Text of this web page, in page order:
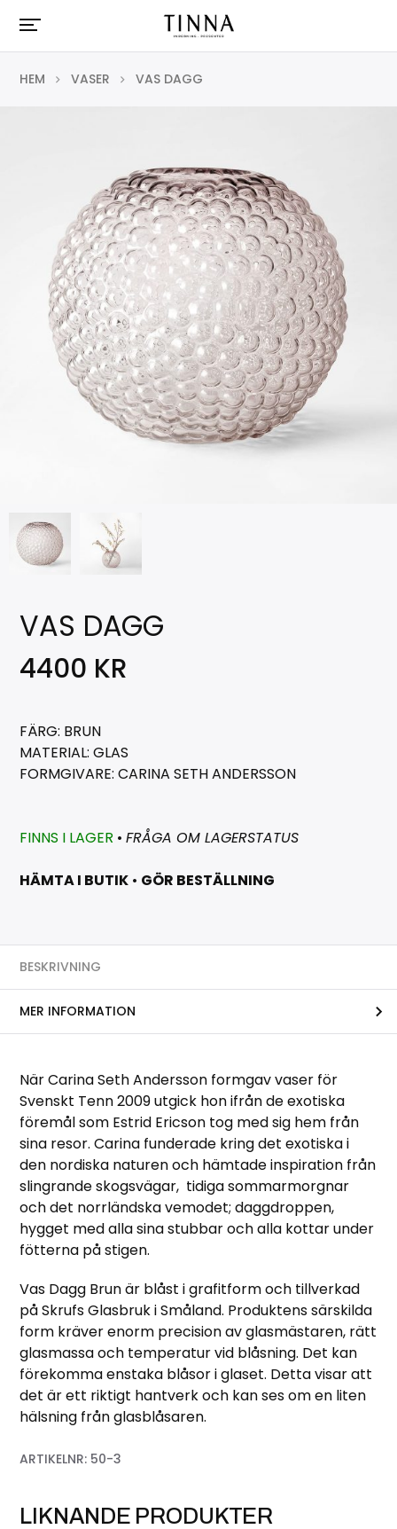
HEM VASER VAS DAGG
VAS DAGG
4400 KR
FÄRG: BRUN
MATERIAL: GLAS
FORMGIVARE: CARINA SETH ANDERSSON
FINNS I LAGER •FRÅGA OM LAGERSTATUS
HÄMTA I BUTIK • GÖR BESTÄLLNING
BESKRIVNING
MER INFORMATION
När Carina Seth Andersson formgav vaser för
Svenskt Tenn 2009 utgick hon ifrån de exotiska
föremål som Estrid Ericson tog med sig hem från
sina resor. Carina funderade kring det exotiska i
den nordiska naturen och hämtade inspiration från
slingrande skogsvägar, tidiga sommarmorgnar
och det norrländska vemodet; daggdroppen,
hygget med alla sina stubbar och alla kottar under
fötterna på stigen.
Vas Dagg Brun är blåst i grafitform och tillverkad
på Skrufs Glasbruk i Småland. Produktens särskilda
form kräver enorm precision av glasmästaren, rätt
glasmassa och temperatur vid blåsning. Det kan
förekomma enstaka blåsor i glaset. Detta visar att
det är ett riktigt hantverk och kan ses om en liten
hälsning från glasblåsaren.
ARTIKELNR: 50-3
LIKNANDE PRODUKTER